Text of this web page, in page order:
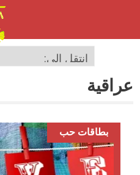
عراقية
بطاقات حب